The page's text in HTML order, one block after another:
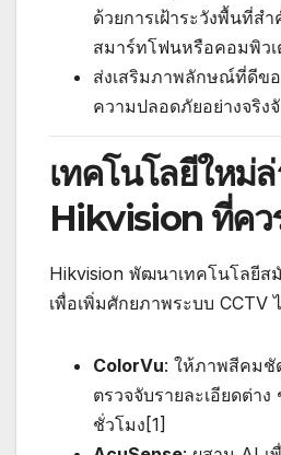
ด้วยการเฝ้าระวังพื้นที่ส
สมาร์ทโฟนหรือคอมพิวเ
ส่งเสริมภาพลักษณ์ที่ดีข
ความปลอดภัยอย่างจริงจั
เทคโนโลยีใหม่
Hikvision ที่คว
Hikvision พัฒนาเทคโนโลยีส
เพื่อเพิ่มศักยภาพระบบ CCTV
ColorVu: ให้ภาพสีคมชั
ตรวจจับรายละเอียดต่า
ชั่วโมง[1]